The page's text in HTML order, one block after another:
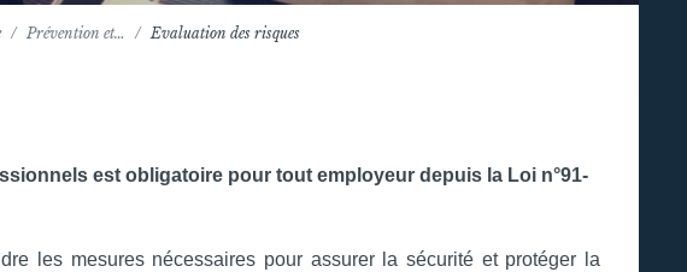
Prévention et… Evaluation des risques
est obligatoire pour tout employeur depuis la Loi n°91-
les mesures nécessaires pour assurer la sécurité et protéger la